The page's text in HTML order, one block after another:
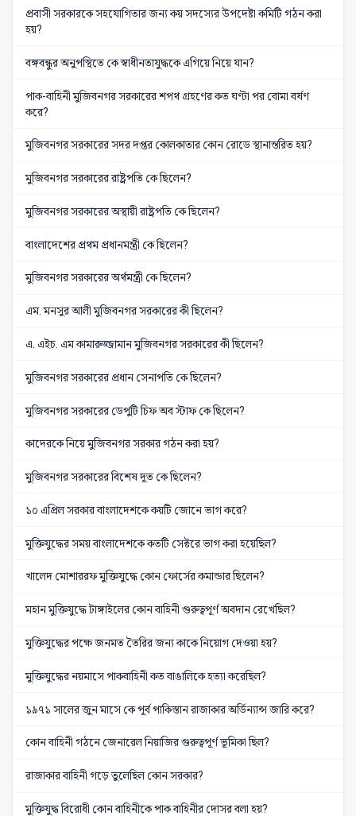
প্রবাসী সরকারকে সহযোগিতার জন্য কয় সদস্যের উপদেষ্টা কমিটি গঠন করা
হয়?
বঙ্গবন্ধুর অনুপস্থিতে কে স্বাধীনতাযুদ্ধকে এগিয়ে নিয়ে যান?
পাক-বাহিনী মুজিবনগর সরকারের শপথ গ্রহণের কত ঘণ্টা পর বোমা বর্ষণ
করে?
মুজিবনগর সরকারের সদর দপ্তর কোলকাতার কোন রোডে স্থানান্তরিত হয়?
মুজিবনগর সরকারের রাষ্ট্রপতি কে ছিলেন?
মুজিবনগর সরকারের অস্থায়ী রাষ্ট্রপতি কে ছিলেন?
বাংলাদেশের প্রথম প্রধানমন্ত্রী কে ছিলেন?
মুজিবনগর সরকারের অর্থমন্ত্রী কে ছিলেন?
এম. মনসুর আলী মুজিবনগর সরকারের কী ছিলেন?
এ. এইচ. এম কামারুজ্জামান মুজিবনগর সরকারের কী ছিলেন?
মুজিবনগর সরকারের প্রধান সেনাপতি কে ছিলেন?
মুজিবনগর সরকারের ডেপুটি চিফ অব স্টাফ কে ছিলেন?
কাদেরকে নিয়ে মুজিবনগর সরকার গঠন করা হয়?
মুজিবনগর সরকারের বিশেষ দূত কে ছিলেন?
১০ এপ্রিল সরকার বাংলাদেশকে কয়টি জোনে ভাগ করে?
মুক্তিযুদ্ধের সময় বাংলাদেশকে কতটি সেক্টরে ভাগ করা হয়েছিল?
খালেদ মোশাররফ মুক্তিযুদ্ধে কোন ফোর্সের কমান্ডার ছিলেন?
মহান মুক্তিযুদ্ধে টাঙ্গাইলের কোন বাহিনী গুরুত্বপূর্ণ অবদান রেখেছিল?
মুক্তিযুদ্ধের পক্ষে জনমত তৈরির জন্য কাকে নিয়োগ দেওয়া হয়?
মুক্তিযুদ্ধের নয়মাসে পাকবাহিনী কত বাঙালিকে হত্যা করেছিল?
১৯৭১ সালের জুন মাসে কে পূর্ব পাকিস্তান রাজাকার অর্ডিন্যান্স জারি করে?
কোন বাহিনী গঠনে জেনারেল নিয়াজির গুরুত্বপূর্ণ ভূমিকা ছিল?
রাজাকার বাহিনী গড়ে তুলেছিল কোন সরকার?
মুক্তিযুদ্ধ বিরোধী কোন বাহিনীকে পাক বাহিনীর দোসর বলা হয়?